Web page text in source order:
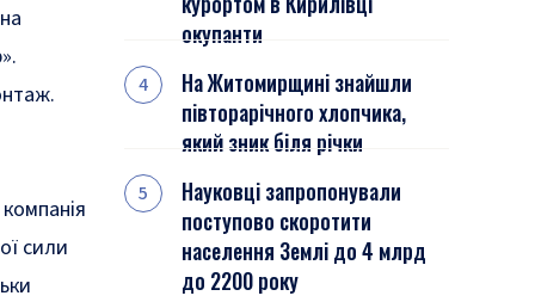
сили
окупанти
На Житомирщині знайшли
півторарічного хлопчика,
який зник біля річки
Науковці запропонували
поступово скоротити
населення Землі до 4 млрд
до 2200 року